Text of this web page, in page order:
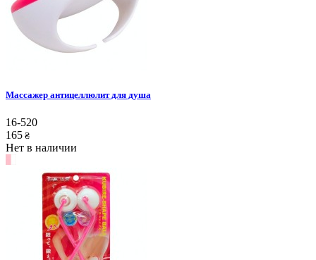
Массажер антицеллюлит для душа
16-520
165 ₴
Нет в наличии